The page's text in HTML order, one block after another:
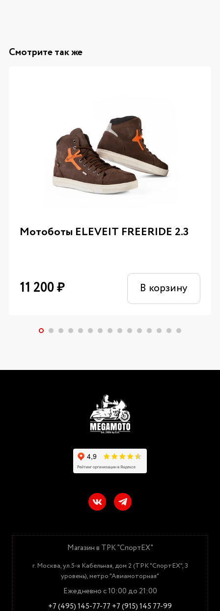
Смотрите так же
Мотоботы ELEVEIT FREERIDE 2.3
11 200₽ В корзину
Магазин в ТРК "СпортЕХ"
г. Москва, ул.5-я Кабельная, дом 2 (ТРК "СпортЕХ", 3
уровень), метро "Авиамоторная"
Ежедневно с 10:00 до 21:00
+7 (495) 145-77-77 +7 (915) 145 77-99